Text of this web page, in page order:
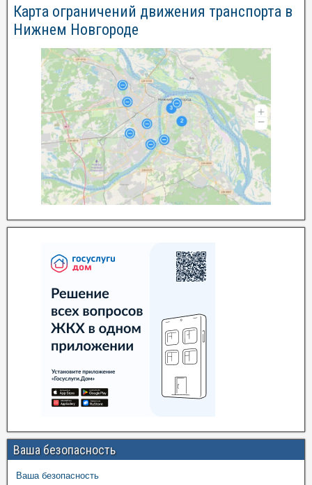
Карта ограничений движения транспорта в
Нижнем Новгороде
Ваша безопасность
Ваша безопасность